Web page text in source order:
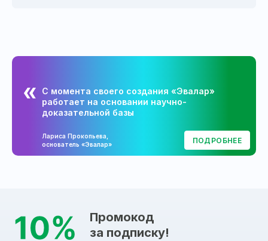
С момента своего создания «Эвалар»
работает на основании научно-
доказательной базы
Лариса Прокопьева,
основатель «Эвалар»
ПОДРОБНЕЕ
Промокод
за подписку!